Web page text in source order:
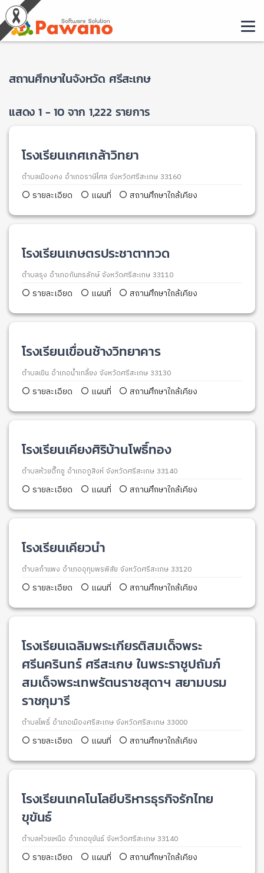
สถานศึกษาในจังหวัด ศรีสะเกษ
แสดง 1 - 10 จาก 1,222 รายการ
โรงเรียนเกศเกล้าวิทยา
ตำบลเมืองคง อำเภอราษีไศล จังหวัดศรีสะเกษ 33160
รายละเอียด แผนที่ สถานศึกษาใกล้เคียง
โรงเรียนเกษตรประชาตาทวด
ตำบลรุง อำเภอกันทรลักษ์ จังหวัดศรีสะเกษ 33110
รายละเอียด แผนที่ สถานศึกษาใกล้เคียง
โรงเรียนเขื่อนช้างวิทยาคาร
ตำบลเขิน อำเภอน้ำเกลี้ยง จังหวัดศรีสะเกษ 33130
รายละเอียด แผนที่ สถานศึกษาใกล้เคียง
โรงเรียนเคียงศิริบ้านโพธิ์ทอง
ตำบลห้วยตึ๊กชู อำเภอภูสิงห์ จังหวัดศรีสะเกษ 33140
รายละเอียด แผนที่ สถานศึกษาใกล้เคียง
โรงเรียนเคียวนำ
ตำบลกำแพง อำเภออุทุมพรพิสัย จังหวัดศรีสะเกษ 33120
รายละเอียด แผนที่ สถานศึกษาใกล้เคียง
โรงเรียนเฉลิมพระเกียรติสมเด็จพระ
ศรีนครินทร์ ศรีสะเกษ ในพระราชูปถัมภ์
สมเด็จพระเทพรัตนราชสุดาฯ สยามบรม
ราชกุมารี
ตำบลโพธิ์ อำเภอเมืองศรีสะเกษ จังหวัดศรีสะเกษ 33000
รายละเอียด แผนที่ สถานศึกษาใกล้เคียง
โรงเรียนเทคโนโลยีบริหารธุรกิจรักไทย
ขุขันธ์
ตำบลห้วยเหนือ อำเภอขุขันธ์ จังหวัดศรีสะเกษ 33140
รายละเอียด แผนที่ สถานศึกษาใกล้เคียง